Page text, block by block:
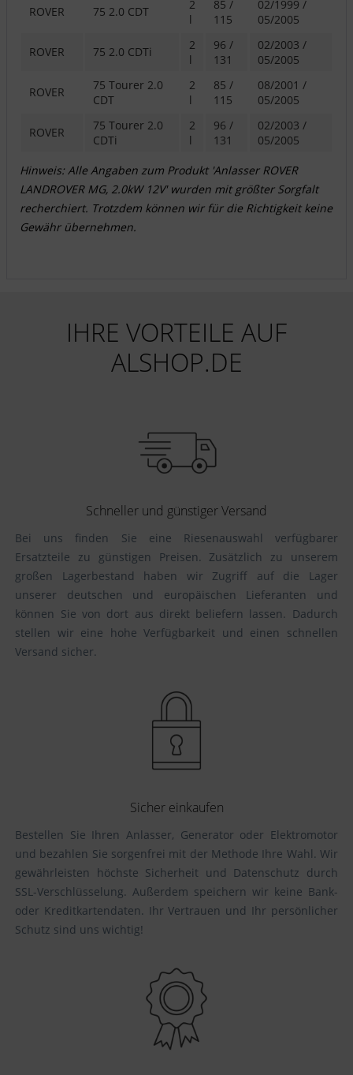
ROVER 75 2.0 CDT
2
l
85 /
115
02/1999 /
05/2005
ROVER 75 2.0 CDTi
2
l
96 /
131
02/2003 /
05/2005
ROVER
75 Tourer 2.0
CDT
2
l
85 /
115
08/2001 /
05/2005
ROVER
75 Tourer 2.0
CDTi
2
l
96 /
131
02/2003 /
05/2005
Hinweis: Alle Angaben zum Produkt 'Anlasser ROVER
LANDROVER MG, 2.0kW 12V' wurden mit größter Sorgfalt
recherchiert. Trotzdem können wir für die Richtigkeit keine
Gewähr übernehmen.
IHRE VORTEILE AUF
ALSHOP.DE
Schneller und günstiger Versand
Bei uns finden Sie eine Riesenauswahl verfügbarer
Ersatzteile zu günstigen Preisen. Zusätzlich zu unserem
großen Lagerbestand haben wir Zugriff auf die Lager
unserer deutschen und europäischen Lieferanten und
können Sie von dort aus direkt beliefern lassen. Dadurch
stellen wir eine hohe Verfügbarkeit und einen schnellen
Versand sicher.
Sicher einkaufen
Bestellen Sie Ihren Anlasser, Generator oder Elektromotor
und bezahlen Sie sorgenfrei mit der Methode Ihre Wahl. Wir
gewährleisten höchste Sicherheit und Datenschutz durch
SSL-Verschlüsselung. Außerdem speichern wir keine Bank-
oder Kreditkartendaten. Ihr Vertrauen und Ihr persönlicher
Schutz sind uns wichtig!